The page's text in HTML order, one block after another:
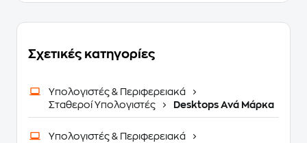
Σχετικές κατηγορίες
Υπολογιστές & Περιφερειακά
Σταθεροί Υπολογιστές
Desktops Ανά Μάρκα
Υπολογιστές & Περιφερειακά